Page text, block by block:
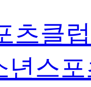
츠클
년스